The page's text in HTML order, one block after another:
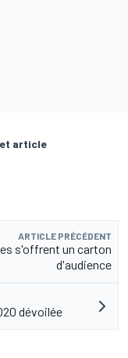
article
ARTICLE PRÉCÉDENT
s'offrent un carton
d'audience
dévoilée